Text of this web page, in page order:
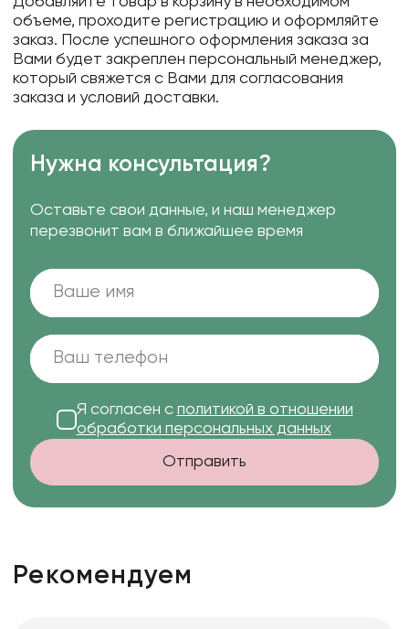
объеме, проходите регистрацию и оформляйте
заказ. После успешного оформления заказа за
Вами будет закреплен персональный менеджер,
который свяжется с Вами для согласования
заказа и условий доставки.
Нужна консультация?
Оставьте свои данные, и наш менеджер
перезвонит вам в ближайшее время
Я согласен с политикой в отношении
обработки персональных данных
Отправить
Рекомендуем